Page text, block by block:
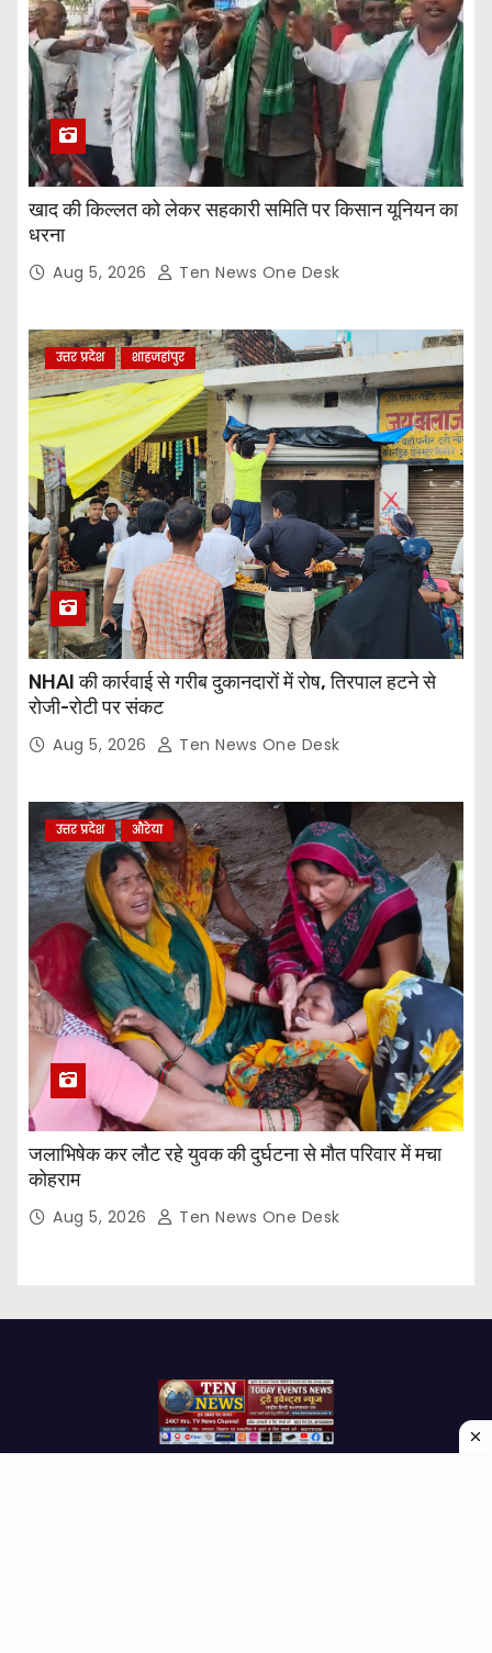
खाद की किल्लत को लेकर सहकारी समिति पर किसान यूनियन का
धरना
Aug 5, 2026 Ten News One Desk
उत्तर प्रदेश शाहजहांपुर
NHAI की कार्रवाई से गरीब दुकानदारों में रोष, तिरपाल हटने से
रोजी-रोटी पर संकट
Aug 5, 2026 Ten News One Desk
उत्तर प्रदेश औरेया
जलाभिषेक कर लौट रहे युवक की दुर्घटना से मौत परिवार में मचा
कोहराम
Aug 5, 2026 Ten News One Desk